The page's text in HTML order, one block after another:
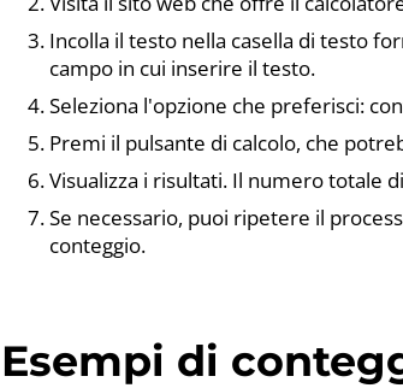
Incolla il testo nella casella di testo
campo in cui inserire il testo.
Seleziona l'opzione che preferisci:
Premi il pulsante di calcolo, che
Visualizza i risultati. Il numero totale
Se necessario, puoi ripetere il
conteggio.
Esempi di